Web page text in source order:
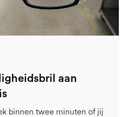
aan
binnen twee minuten of jij